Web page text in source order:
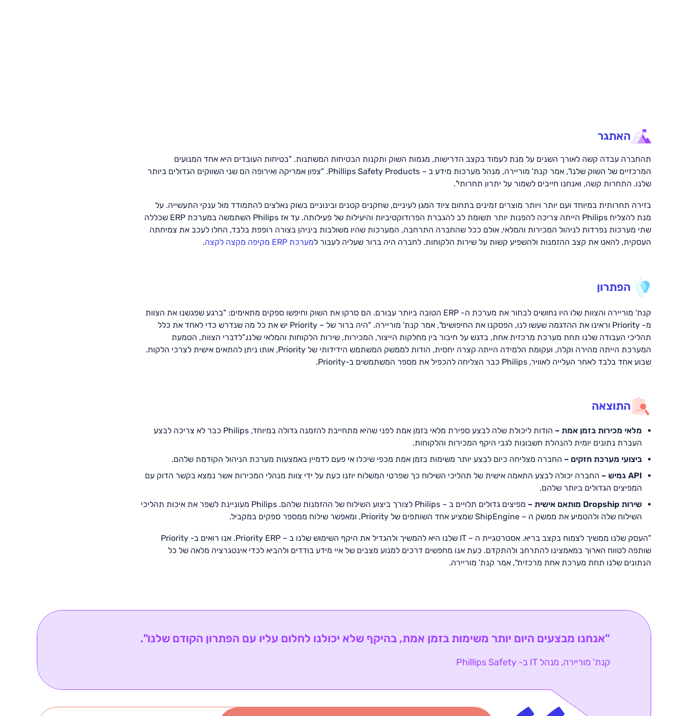
האתגר
תהחברה עבדה קשה לאורך השנים על מנת לעמוד בקצב הדרישות, מגמות השוק ותקנות הבטיחות המשתנות. "בטיחות העובדים היא אחד המנועים
המרכזיים של השוק שלנו", אמר קנת' מוריירה, מנהל מערכות מידע ב – Phillips Safety Products. "צפון אמריקה ואירופה הם שני השווקים הגדולים ביותר
שלנו. התחרות קשה, ואנחנו חייבים לשמור על יתרון תחרותי".
בזירה תחרותית במיוחד ועם יותר ויותר מוצרים זמינים בתחום ציוד המגן לעיניים, שחקנים קטנים ובינוניים בשוק נאלצים להתמודד מול ענקי התעשייה. על
מנת להצליח Philips הייתה צריכה להפנות יותר תשומת לב להגברת הפרודוקטיביות והיעילות של פעילותה. עד אז Philips השתמשה במערכת ERP שכללה
שתי מערכות נפרדות לניהול המכירות והמלאי, אולם ככל שהחברה התרחבה, המערכות שהיו משולבות ביניהן בצורה רופפת בלבד, החלו לעכב את צמיחתה
העסקית, להאט את קצב ההזמנות ולהשפיע קשות על שירות הלקוחות. לחברה היה ברור שעליה לעבור למערכת ERP מקיפה מקצה לקצה .
הפתרון
קנת' מוריירה והצוות שלו היו נחושים לבחור את מערכת ה- ERP הטובה ביותר עבורם. הם סרקו את השוק וחיפשו ספקים מתאימים: "ברגע שפגשנו את הצוות
מ- Priority וראינו את ההדגמה שעשו לנו, הפסקנו את החיפושים", אמר קנת' מוריירה. "היה ברור של – Priority יש את כל מה שנדרש כדי לאחד את כלל
תהליכי העבודה שלנו תחת מערכת מרכזית אחת, בדגש על חיבור בין מחלקות הייצור, המכירות, שירות הלקוחות והמלאי שלנו."לדברי הצוות, הטמעת
המערכת הייתה מהירה וקלה, ועקומת הלמידה הייתה קצרה יחסית, הודות לממשק המשתמש הידידותי של Priority, אותו ניתן להתאים אישית לצרכי הלקוח.
שבוע אחד בלבד לאחר העלייה לאוויר, Philips כבר הצליחה להכפיל את מספר המשתמשים ב-Priority.
התוצאה
מלאי מכירות בזמן אמת –
הודות ליכולת שלה לבצע ספירת מלאי בזמן אמת לפני שהיא מתחייבת להזמנה גדולה במיוחד, Philips כבר לא צריכה לבצע
העברת נתונים יומית להנהלת חשבונות לגבי היקף המכירות והלקוחות.
ביצועי מערכת חזקים – החברה מצליחה כיום לבצע יותר משימות בזמן אמת מכפי שיכלו אי פעם לדמיין באמצעות מערכת הניהול הקודמת שלהם.
API גמיש –
החברה יכולה לבצע התאמה אישית של תהליכי השילוח כך שפרטי המשלוח יוזנו כעת על ידי צוות מנהלי המכירות אשר נמצא בקשר הדוק עם
המפיצים הגדולים ביותר שלהם.
שירות Dropship מותאם אישית –
מפיצים גדולים תלויים ב – Philips לצורך ביצוע השילוח של ההזמנות שלהם. Philips מעוניינת לשפר את איכות תהליכי
השילוח שלה ולהטמיע את ממשק ה – ShipEngine שמציע אחד השותפים של Priority, ומאפשר שילוח ממספר ספקים במקביל.
"העסק שלנו ממשיך לצמוח בקצב בריא. אסטרטגיית ה – IT שלנו היא להמשיך ולהגדיל את היקף השימוש שלנו ב – Priority ERP. אנו רואים ב- Priority
שותפה לטווח הארוך במאמצינו להתרחב ולהתקדם. כעת אנו מחפשים דרכים למנוע מצבים של איי מידע בודדים ולהביא לכדי אינטגרציה מלאה של כל
הנתונים שלנו תחת מערכת אחת מרכזית", אמר קנת' מוריירה.
"אנחנו מבצעים היום יותר משימות בזמן אמת, בהיקף שלא יכולנו לחלום עליו עם הפתרון הקודם שלנו".
קנת' מוריירה, מנהל IT ב- Phillips Safety